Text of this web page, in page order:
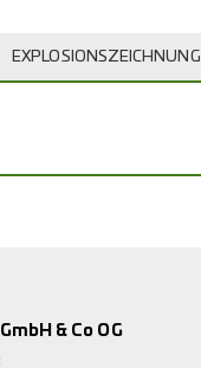
EXPLOSIONSZEICHNUNG
& Co OG